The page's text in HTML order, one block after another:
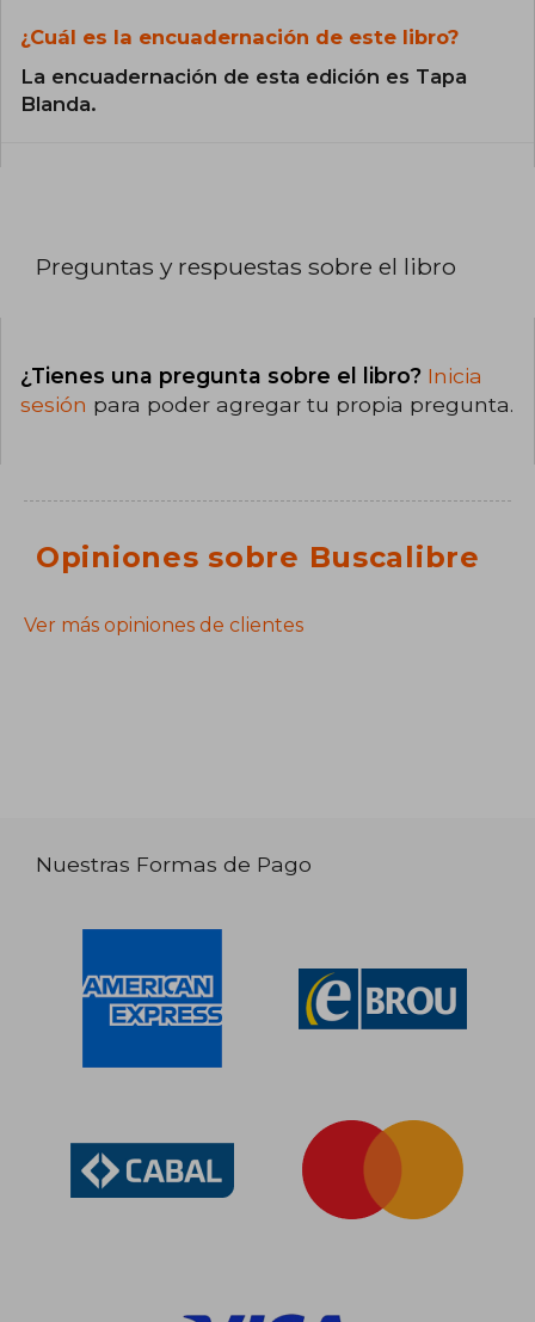
¿Cuál es la encuadernación de este libro?
La encuadernación de esta edición es Tapa
Blanda.
Preguntas y respuestas sobre el libro
¿Tienes una pregunta sobre el libro? Inicia
sesión para poder agregar tu propia pregunta.
Opiniones sobre Buscalibre
Ver más opiniones de clientes
Nuestras Formas de Pago